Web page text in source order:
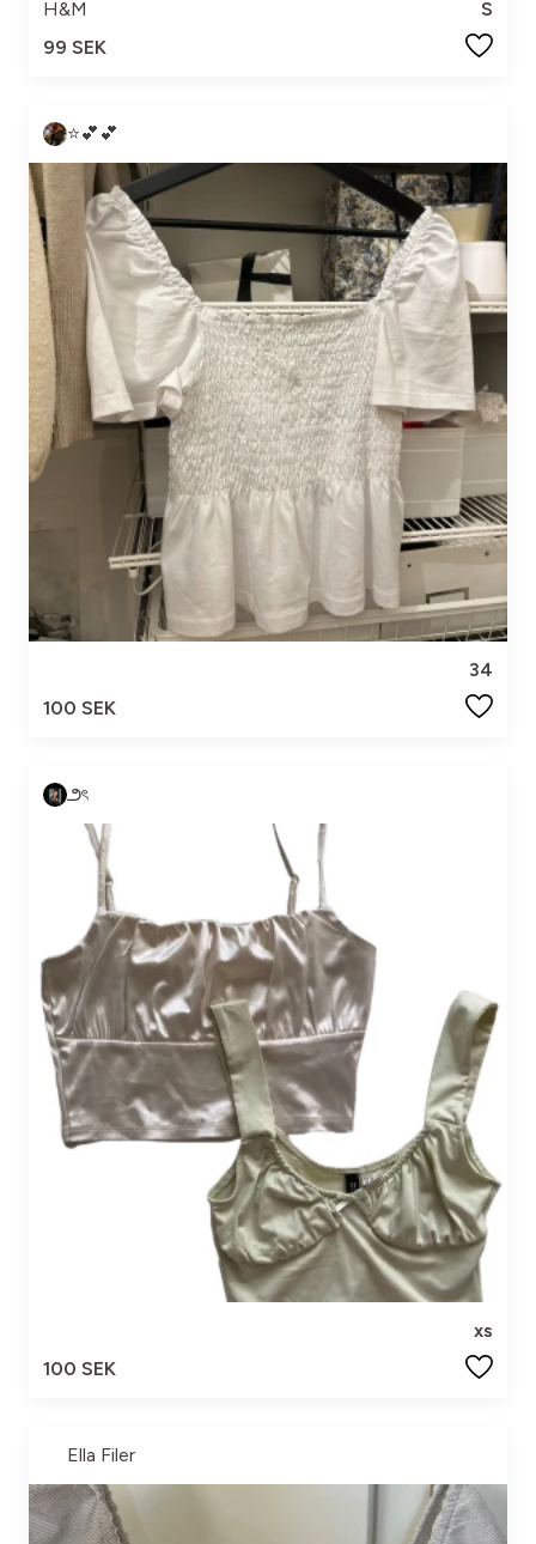
H&M
S
99 SEK
⭐️💕💕
34
100 SEK
౨ৎ
xs
100 SEK
Ella Filer